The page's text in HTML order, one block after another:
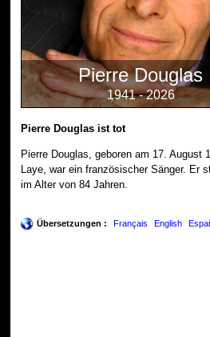
Pierre Douglas
1941 - 2026
Pierre Douglas ist tot
Pierre Douglas, geboren am 17. August
Laye, war ein französischer Sänger. Er
im Alter von 84 Jahren.
Übersetzungen : Français English